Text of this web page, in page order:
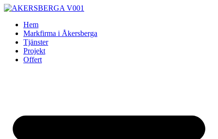
Skip
contentHem
Markfirma i Åkersberga
Tjänster
Projekt
Offert